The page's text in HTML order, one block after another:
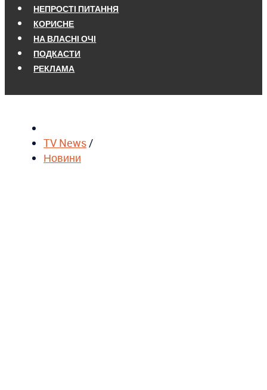
НЕПРОСТІ ПИТАННЯ
КОРИСНЕ
НА ВЛАСНІ ОЧІ
ПОДКАСТИ
РЕКЛАМА
TV News/
Новини